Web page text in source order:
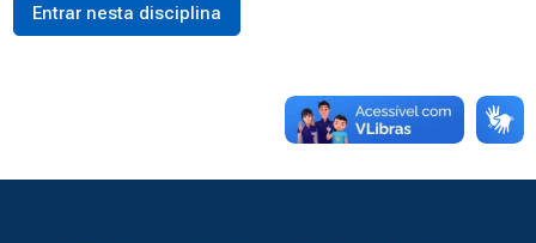
Entrar nesta disciplina